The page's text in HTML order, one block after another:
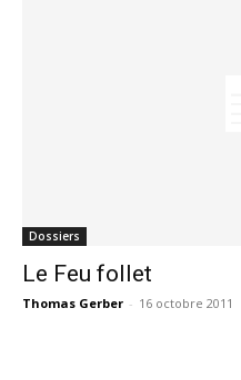
Dossiers
Le Feu follet
Thomas Gerber - 16 octobre 2011